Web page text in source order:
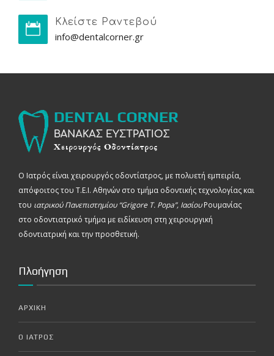
Κλείστε Ραντεβού
info@dentalcorner.gr
Ο Ιατρός είναι χειρουργός οδοντίατρος, με πολυετή εμπειρία,
απόφοιτος του Τ.Ε.Ι. Αθηνών στο τμήμα οδοντικής τεχνολογίας και
του ιατρικού Πανεπιστημίου “Grigore T. Popa”, ΙασίουΡουμανίας
στο οδοντιατρικό τμήμα με ειδίκευση στη χειρουργική
οδοντιατρική και την προσθετική.
Πλοήγηση
ΑΡΧΙΚΗ
Ο ΙΑΤΡΟΣ